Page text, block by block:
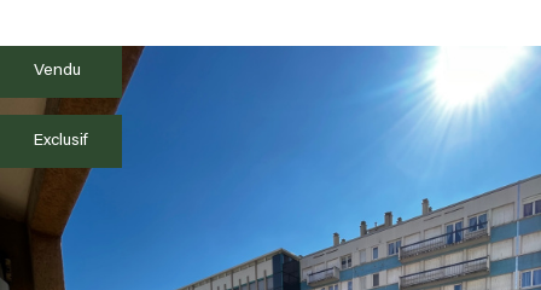
plus d'informations
FINANCIÈRES
plus de
Vendu
Exclusif